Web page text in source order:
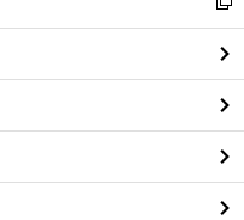
大
別
」
ス
」
・
二
」
閉
る
新
し
い
ウ
ィ
ン
ド
ウ
で